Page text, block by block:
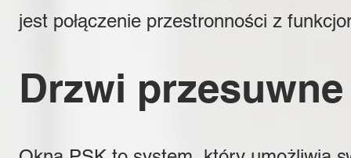
jest połączenie przestronności z
Drzwi